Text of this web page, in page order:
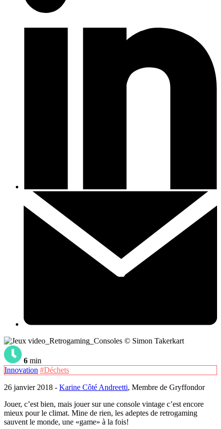
© Simon Takerkart
6 min
Innovation #Déchets
26 janvier 2018 - Karine Côté Andreetti, Membre de Gryffondor
Jouer, c’est bien, mais jouer sur une console vintage c’est encore
mieux pour le climat. Mine de rien, les adeptes de retrogaming
sauvent le monde, une «game» à la fois!